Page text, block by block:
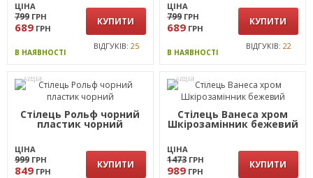
ЦІНА
799 ГРН
689 ГРН
КУПИТИ
В НАЯВНОСТІ
ВІДГУКІВ: 25
ЦІНА
799 ГРН
689 ГРН
КУПИТИ
В НАЯВНОСТІ
ВІДГУКІВ: 22
АКЦІЯ
Стілець Рольф чорний
пластик чорний
ЦІНА
999 ГРН
849 ГРН
КУПИТИ
АКЦІЯ
Стілець Ванеса хром
Шкірозамінник бежевий
ЦІНА
1473 ГРН
989 ГРН
КУПИТИ